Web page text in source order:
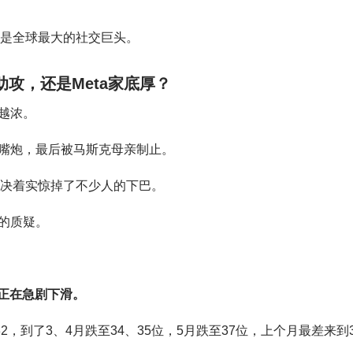
全球最大的社交巨头。
，还是Meta家底厚？
浓。
，最后被马斯克母亲制止。
着实惊掉了不少人的下巴。
质疑。
急剧下滑。
到了3、4月跌至34、35位，5月跌至37位，上个月最差来到